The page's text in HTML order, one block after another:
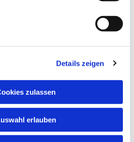
Details zeigen
zulassen
erlauben